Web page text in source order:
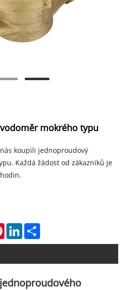
mokrého typu
koupili jednoproudový
Každá žádost od zákazníků je
PinterestLinkedInShare